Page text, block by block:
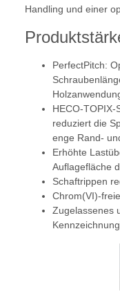
Handling und einer
PerfectPitch:
HECO-TOPIX-
reduziert die
enge Rand-
Erhöhte
Auflagefläche
Schaftrippen
Chrom(VI)-
Zugelassenes